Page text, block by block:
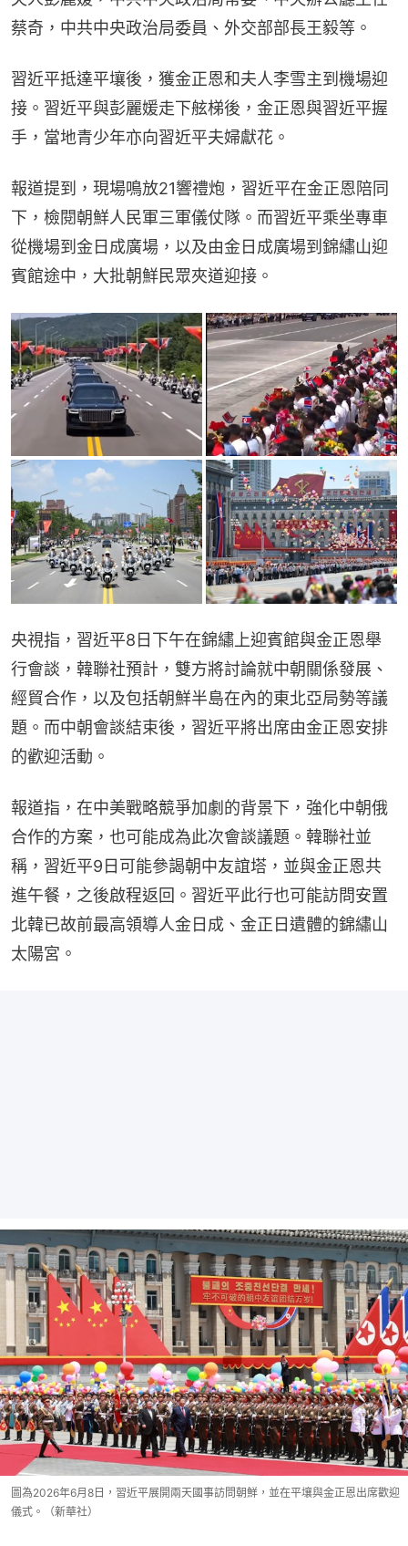
蔡奇，中共中央政治局委員、外交部部長王毅等。
習近平抵達平壤後，獲金正恩和夫人李雪主到機場迎
接。習近平與彭麗媛走下舷梯後，金正恩與習近平握
手，當地青少年亦向習近平夫婦獻花。
報道提到，現場鳴放21響禮炮，習近平在金正恩陪同
下，檢閱朝鮮人民軍三軍儀仗隊。而習近平乘坐專車
從機場到金日成廣場，以及由金日成廣場到錦繡山迎
賓館途中，大批朝鮮民眾夾道迎接。
央視指，習近平8日下午在錦繡上迎賓館與金正恩舉
行會談，韓聯社預計，雙方將討論就中朝關係發展、
經貿合作，以及包括朝鮮半島在內的東北亞局勢等議
題。而中朝會談結束後，習近平將出席由金正恩安排
的歡迎活動。
報道指，在中美戰略競爭加劇的背景下，強化中朝俄
合作的方案，也可能成為此次會談議題。韓聯社並
稱，習近平9日可能參謁朝中友誼塔，並與金正恩共
進午餐，之後啟程返回。習近平此行也可能訪問安置
北韓已故前最高領導人金日成、金正日遺體的錦繡山
太陽宮。
圖為2026年6月8日，習近平展開兩天國事訪問朝鮮，並在平壤與金正恩出席歡迎
儀式。（新華社）